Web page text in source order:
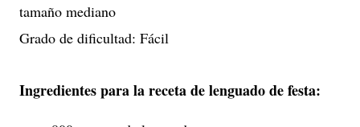
tamaño mediano
Grado de dificultad: Fácil
Ingredientes para la receta de lenguado de festa: